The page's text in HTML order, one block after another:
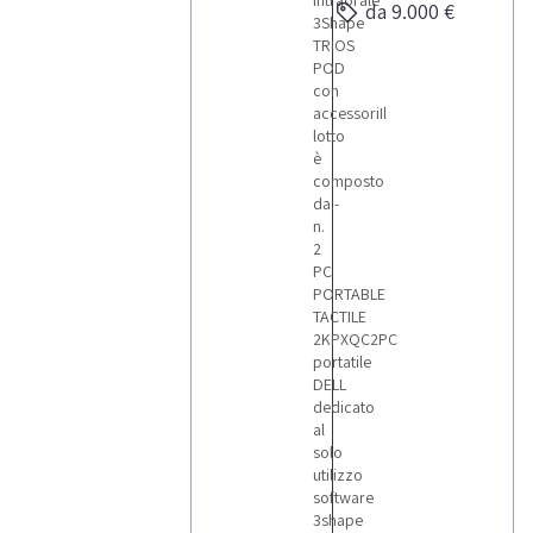
3Shape
TRIOS
POD
con
accessoriIl
lotto
è
composto
da:-
n.
2
PC
PORTABLE
TACTILE
2KPXQC2PC
portatile
DELL
dedicato
al
solo
utilizzo
software
3shape
da 9.000 €